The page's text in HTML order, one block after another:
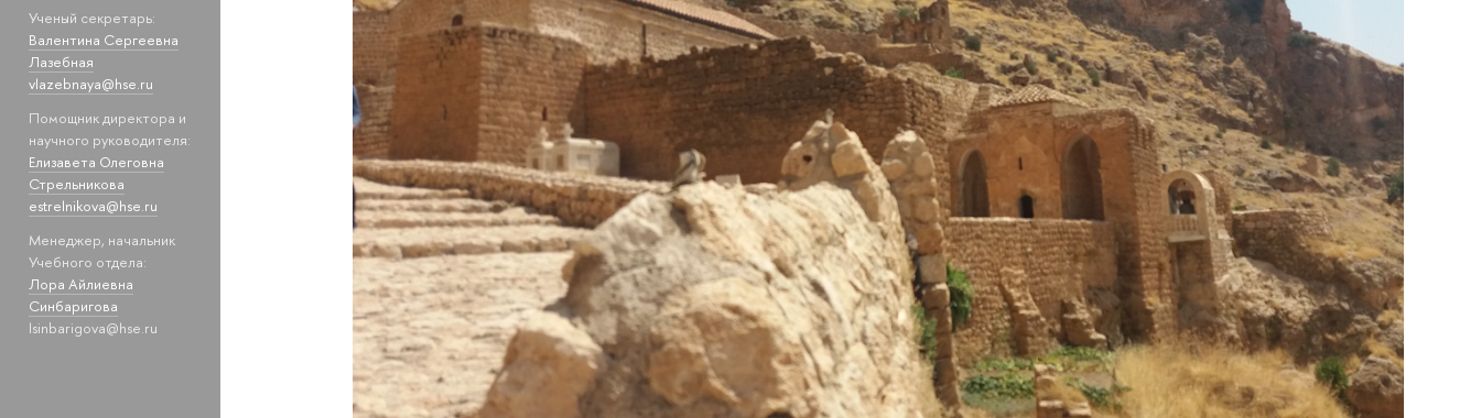
Ученый секретарь:
Валентина Сергеевна
Лазебная
vlazebnaya@hse.ru
Помощник директора и
научного руководителя:
Елизавета Олеговна
Стрельникова
estrelnikova@hse.ru
Менеджер, начальник
Учебного отдела:
Лора Айлиевна
Синбаригова
lsinbarigova@hse.ru